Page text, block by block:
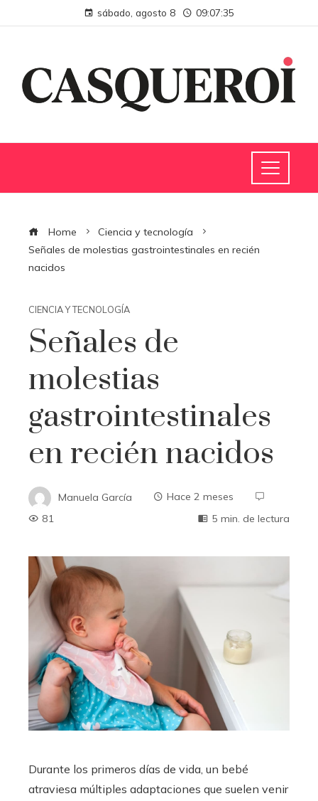
sábado, agosto 8 09:07:35
Home
Ciencia y tecnología
Señales de molestias gastrointestinales en recién
nacidos
CIENCIA Y TECNOLOGÍA
Señales de
molestias
gastrointestinales
en recién nacidos
Manuela García
Hace 2 meses
81
5 min. de lectura
Durante los primeros días de vida, un bebé
atraviesa múltiples adaptaciones que suelen venir